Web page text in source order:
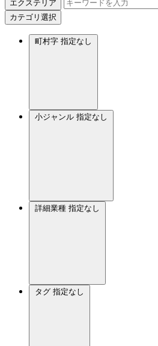
エクステリア
カテゴリ選択
町村字 指定なし
小ジャンル 指定なし
詳細業種 指定なし
タグ 指定なし